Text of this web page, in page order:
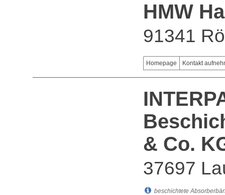
HMW
91341
Homepage Kontakt
& Co.
37697
beschichtete